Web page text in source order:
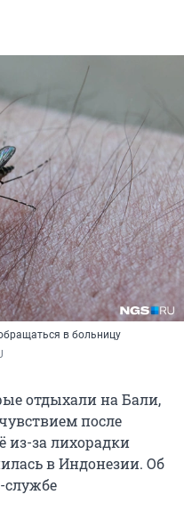
в больницу
отдыхали на Бали,
после
из-за лихорадки
в Индонезии. Об
службе